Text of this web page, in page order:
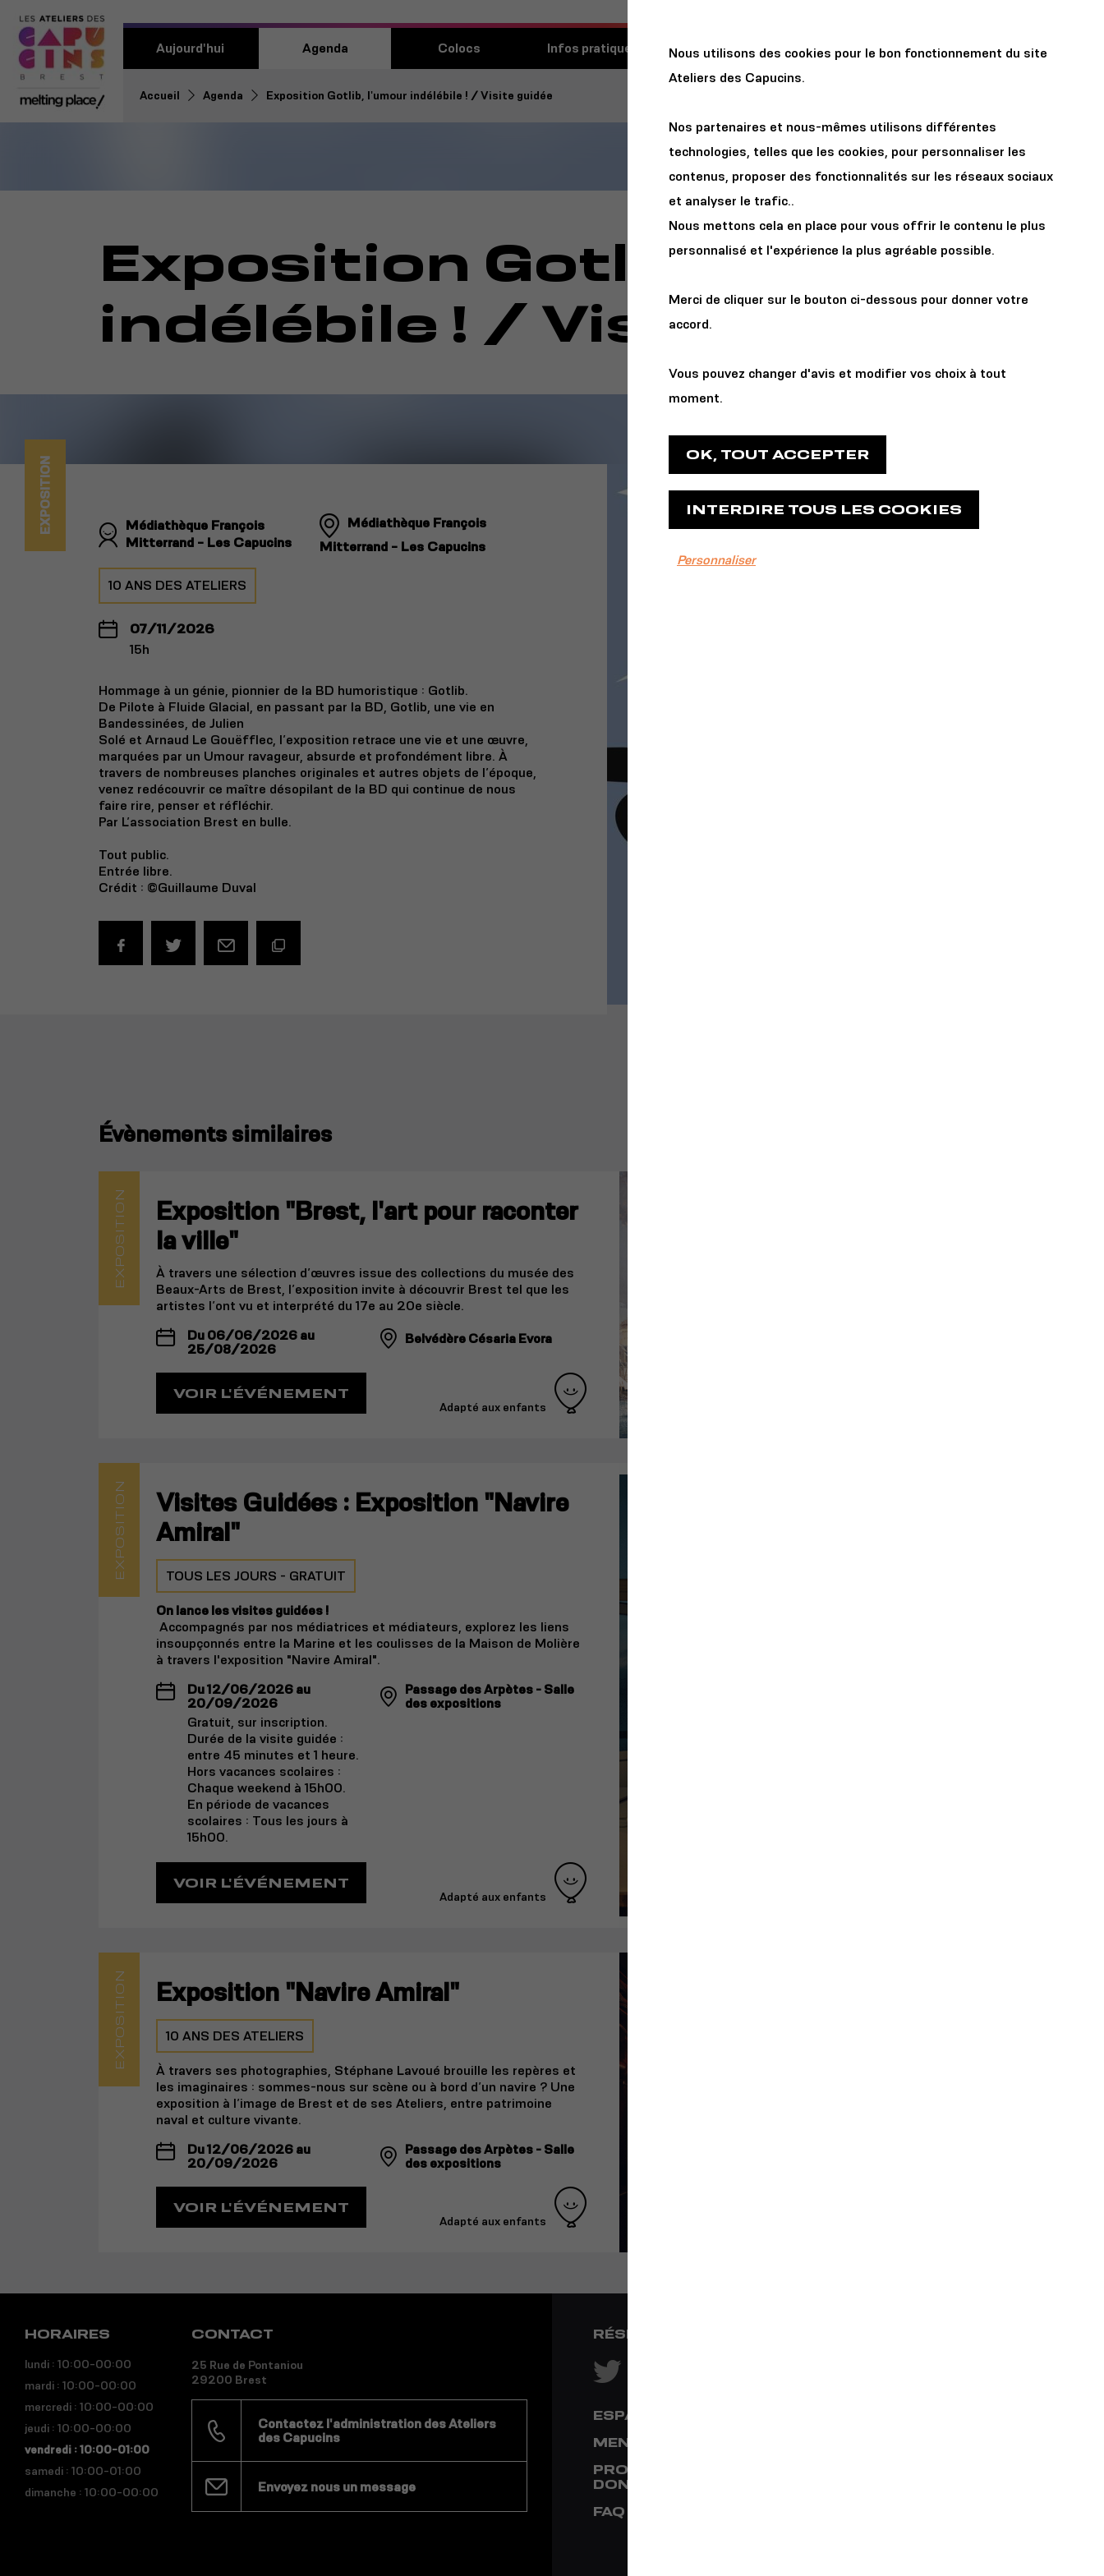
Aujourd'hui Agenda Colocs Infos pratiques
lieux
événement
Accueil Agenda Exposition Gotlib, l'umour indélébile ! / Visite guidée
Exposition Gotlib, l'umour
indélébile ! / Visite guidée
EXPOSITION
Médiathèque François
Mitterrand - Les Capucins
Médiathèque François
Mitterrand - Les Capucins
10 ANS DES ATELIERS
07/11/2026
15h
Hommage à un génie, pionnier de la BD humoristique : Gotlib.
De Pilote à Fluide Glacial, en passant par la BD, Gotlib, une vie en
Bandessinées, de Julien
Solé et Arnaud Le Gouëfflec, l’exposition retrace une vie et une œuvre,
marquées par un Umour ravageur, absurde et profondément libre. À
travers de nombreuses planches originales et autres objets de l’époque,
venez redécouvrir ce maître désopilant de la BD qui continue de nous
faire rire, penser et réfléchir.
Par L’association Brest en bulle.
Tout public.
Entrée libre.
Crédit : ©Guillaume Duval
Évènements similaires
EXPOSITION
Exposition "Brest, l'art pour raconter
la ville"
À travers une sélection d’œuvres issue des collections du musée des
Beaux-Arts de Brest, l’exposition invite à découvrir Brest tel que les
artistes l’ont vu et interprété du 17e au 20e siècle.
Du 06/06/2026 au
25/08/2026
Belvédère Césaria Evora
Adapté aux enfants
VOIR L'ÉVÉNEMENT
EXPOSITION
Visites Guidées : Exposition "Navire
Amiral"
TOUS LES JOURS - GRATUIT
On lance les visites guidées !
Accompagnés par nos médiatrices et médiateurs, explorez les liens
insoupçonnés entre la Marine et les coulisses de la Maison de Molière
à travers l'exposition "Navire Amiral".
Du 12/06/2026 au
20/09/2026
Gratuit, sur inscription.
Durée de la visite guidée :
entre 45 minutes et 1 heure.
Hors vacances scolaires :
Chaque weekend à 15h00.
En période de vacances
scolaires : Tous les jours à
15h00.
Passage des Arpètes - Salle
des expositions
Adapté aux enfants
VOIR L'ÉVÉNEMENT
EXPOSITION Exposition "Navire Amiral"
10 ANS DES ATELIERS
À travers ses photographies, Stéphane Lavoué brouille les repères et
les imaginaires : sommes-nous sur scène ou à bord d’un navire ? Une
exposition à l’image de Brest et de ses Ateliers, entre patrimoine
naval et culture vivante.
Du 12/06/2026 au
20/09/2026
Passage des Arpètes - Salle
des expositions
Adapté aux enfants
VOIR L'ÉVÉNEMENT
HORAIRES
lundi : 10:00-00:00
mardi : 10:00-00:00
mercredi : 10:00-00:00
jeudi : 10:00-00:00
vendredi : 10:00-01:00
samedi : 10:00-01:00
dimanche : 10:00-00:00
CONTACT
25 Rue de Pontaniou
29200 Brest
Contactez l'administration des Ateliers
des Capucins
Envoyez nous un message
RÉSEAUX SOCIAUX
ESPACE PRESSE
MENTIONS LÉGALES
PROTECTION DES
DONNÉES
FAQ
Nous utilisons des cookies pour le bon fonctionnement du site
Ateliers des Capucins.
Nos partenaires et nous-mêmes utilisons différentes
technologies, telles que les cookies, pour personnaliser les
contenus, proposer des fonctionnalités sur les réseaux sociaux
et analyser le trafic..
Nous mettons cela en place pour vous offrir le contenu le plus
personnalisé et l'expérience la plus agréable possible.
Merci de cliquer sur le bouton ci-dessous pour donner votre
accord.
Vous pouvez changer d'avis et modifier vos choix à tout
moment.
OK, TOUT ACCEPTER
INTERDIRE TOUS LES COOKIES
Personnaliser